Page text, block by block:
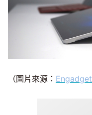
（圖片來源： Engadget